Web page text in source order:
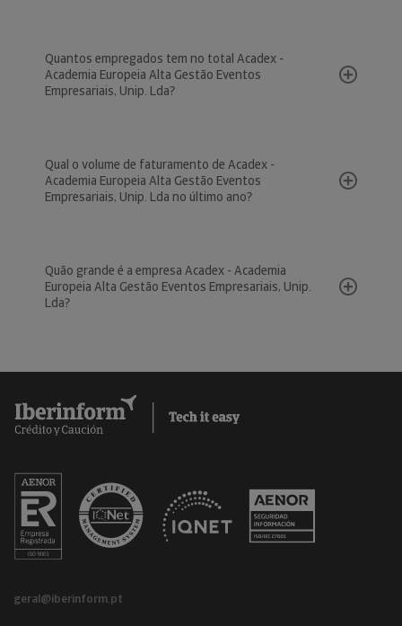
Quantos empregados tem no total Acadex -
Academia Europeia Alta Gestão Eventos
Empresariais, Unip. Lda?
Qual o volume de faturamento de Acadex -
Academia Europeia Alta Gestão Eventos
Empresariais, Unip. Lda no último ano?
Quão grande é a empresa Acadex - Academia
Europeia Alta Gestão Eventos Empresariais, Unip.
Lda?
geral@iberinform.pt